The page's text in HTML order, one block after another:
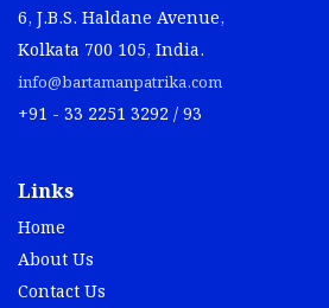
6, J.B.S. Haldane Avenue,
Kolkata 700 105, India.
info@bartamanpatrika.com
+91 - 33 2251 3292 / 93
Links
Home
About Us
Contact Us